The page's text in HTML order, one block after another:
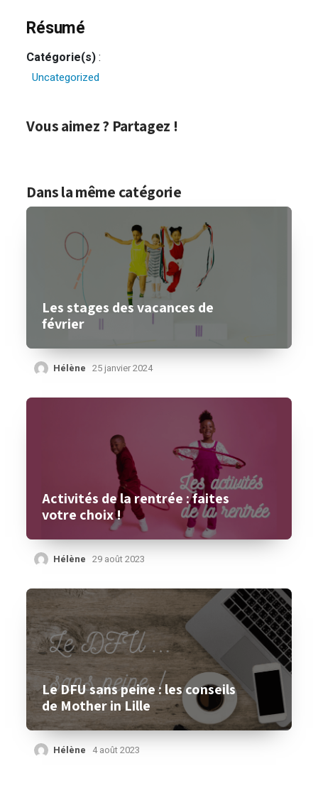
Résumé
Catégorie(s):
Uncategorized
Vous aimez ? Partagez !
Dans la même catégorie
Les stages des vacances de
février
Hélène 25 janvier 2024
Activités de la rentrée : faites
votre choix !
Hélène 29 août 2023
Le DFU sans peine : les conseils
de Mother in Lille
Hélène 4 août 2023